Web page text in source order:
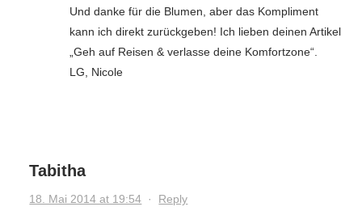
Und danke für die Blumen, aber das Kompliment
kann ich direkt zurückgeben! Ich lieben deinen Artikel
„Geh auf Reisen & verlasse deine Komfortzone“.
LG, Nicole
Tabitha
18. Mai 2014 at 19:54 · Reply